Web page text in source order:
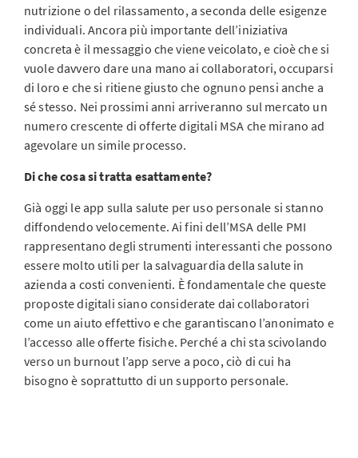
nutrizione o del rilassamento, a seconda delle esigenze
individuali. Ancora più importante dell’iniziativa
concreta è il messaggio che viene veicolato, e cioè che si
vuole davvero dare una mano ai collaboratori, occuparsi
di loro e che si ritiene giusto che ognuno pensi anche a
sé stesso. Nei prossimi anni arriveranno sul mercato un
numero crescente di offerte digitali MSA che mirano ad
agevolare un simile processo.
Di che cosa si tratta esattamente?
Già oggi le app sulla salute per uso personale si stanno
diffondendo velocemente. Ai fini dell’MSA delle PMI
rappresentano degli strumenti interessanti che possono
essere molto utili per la salvaguardia della salute in
azienda a costi convenienti. È fondamentale che queste
proposte digitali siano considerate dai collaboratori
come un aiuto effettivo e che garantiscano l’anonimato e
l’accesso alle offerte fisiche. Perché a chi sta scivolando
verso un burnout l’app serve a poco, ciò di cui ha
bisogno è soprattutto di un supporto personale.